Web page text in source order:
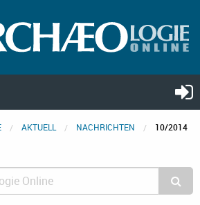
AKTUELL NACHRICHTEN 10/2014